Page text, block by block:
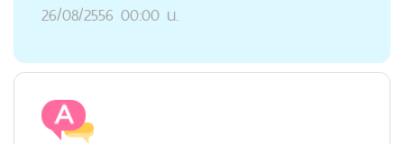
26/08/2556 00:00 น.